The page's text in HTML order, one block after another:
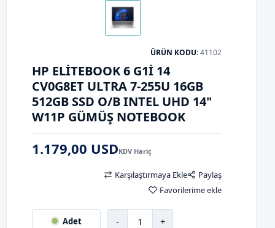
ÜRÜN KODU:41102
HP ELITEBOOK 6 G1I 14
CV0G8ET ULTRA 7-255U 16GB
512GB SSD O/B INTEL UHD 14"
W11P GÜMÜŞ NOTEBOOK
1.179,00 USDKDV Hariç
Karşılaştırmaya Ekle
Paylaş
Favorilerime ekle
Adet - +